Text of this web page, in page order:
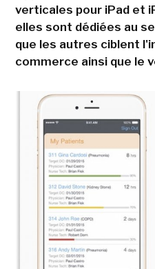
verticales pour iPad et
elles sont dédiées au
que les autres ciblent
commerce ainsi que le